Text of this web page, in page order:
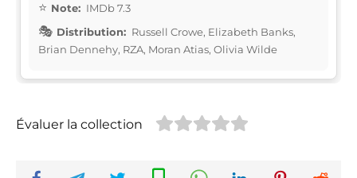
Note: IMDb 7.3
Distribution: Russell Crowe, Elizabeth Banks,
Brian Dennehy, RZA, Moran Atias, Olivia Wilde
Évaluer la collection